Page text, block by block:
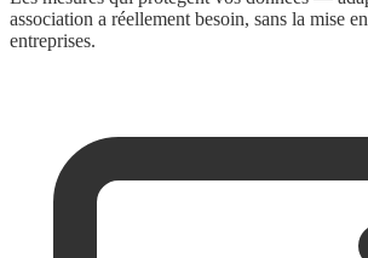
association a réellement besoin, sans la mise
entreprises.